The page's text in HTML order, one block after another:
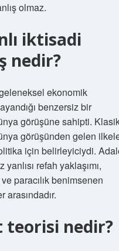
olmaz.
iktisadi
nedir?
ekonomik
benzersiz bir
görüşüne sahipti.
görüşünden gelen
için belirleyiciydi.
refah yaklaşımı,
paracılık benimsenen
arasındadır.
nedir?